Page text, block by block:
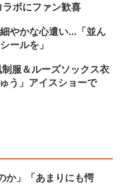
ボにファン歓喜
やかな心遣い...「並ん
ールを」
服＆ルーズソックス衣
う」アイスショーで
か」「あまりにも愕